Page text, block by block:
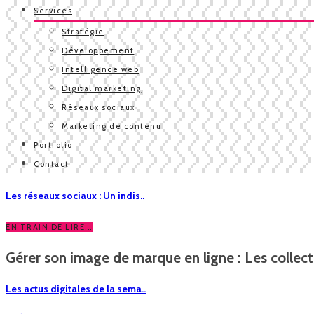
Services
Stratégie
Développement
Intelligence web
Digital marketing
Réseaux sociaux
Marketing de contenu
Portfolio
Contact
Les réseaux sociaux : Un indis..
EN TRAIN DE LIRE...
Gérer son image de marque en ligne : Les
Les actus digitales de la sema..